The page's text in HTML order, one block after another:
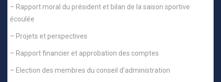
– Rapport moral du président et bilan de la saison sportive
écoulée
– Projets et perspectives
– Rapport financier et approbation des comptes
– Election des membres du conseil d’administration